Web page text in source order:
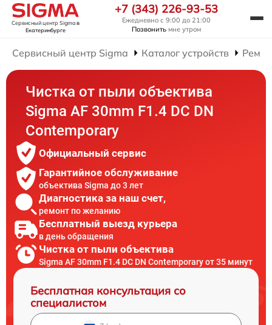
Сервисный центр Sigmaв
Екатеринбурге
+7 (343) 226-93-53
Ежедневно с 9:00 до 21:00
Позвонить мне утром
Сервисный центр Sigma Каталог устройств
Чистка от пыли объектива
Sigma AF 30mm F1.4 DC DN
Contemporary
Официальный сервис
Гарантийное обслуживание
объектива Sigma до 3 лет
Диагностика за наш счет,
ремонт по желанию
Бесплатный выезд курьера
в день обращения
Чистка от пыли объектива
Sigma AF 30mm F1.4 DC DN Contemporary от 35 минут
Бесплатная консультация со
специалистом